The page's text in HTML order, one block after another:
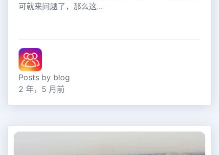
可就来问题了，那么这...
Posts by blog
2 年，5 月前